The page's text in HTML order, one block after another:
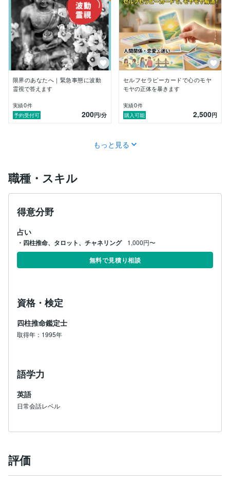
「心が軽くなった」
「もう一度やってみようと思えた」
そんなお声をいただいています。
✼••┈┈┈┈┈┈••✼✼••┈┈┈┈┈┈••✼
「この先が不安でたまらない…」
そんなときこそ、運命は変えられます。
あなたが今どんなに迷っていても大丈夫。
私は決して否定せず、ただあなたの味方でいます。
＊鑑定は全て、私自身の手で
心を込めて行わせていただいております。
限界のあなたへ｜緊急事態に波動
霊視で答えます
実績0件
予約受付可
200円/分
セルフセラピーカードで心のモヤ
モヤの正体を暴きます
実績0件
購入可能
2,500円
もっと見る
職種・スキル
得意分野
占い
・四柱推命、タロット、チャネリング 1,000円〜
無料で見積り相談
資格・検定
四柱推命鑑定士
取得年：1995年
語学力
英語
日常会話レベル
評価